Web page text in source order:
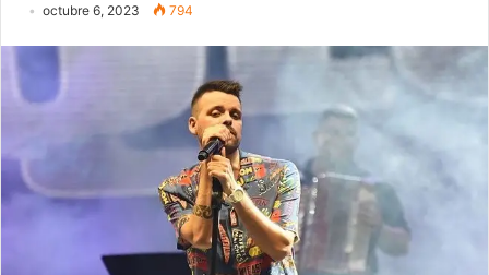
octubre 6, 2023 794